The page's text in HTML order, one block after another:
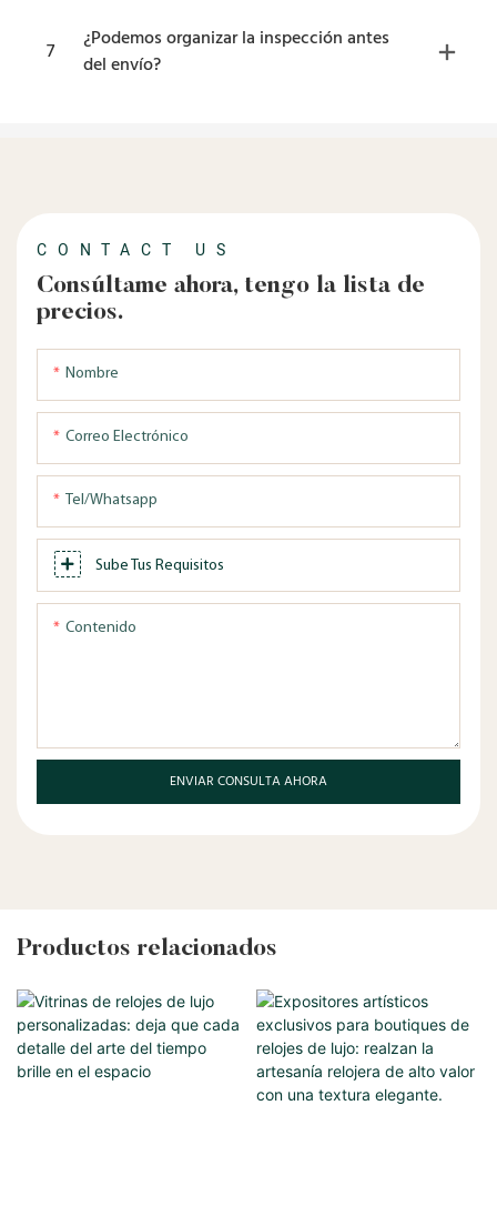
7
¿Podemos organizar la inspección antes
del envío?
CONTACT US
Consúltame ahora, tengo la lista de
precios.
Nombre
Correo Electrónico
Tel/whatsapp
Sube Tus Requisitos
Contenido
ENVIAR CONSULTA AHORA
Productos relacionados